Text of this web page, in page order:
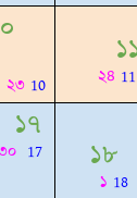
২৩10 ২৪ 11
17 ১৮
১ 18